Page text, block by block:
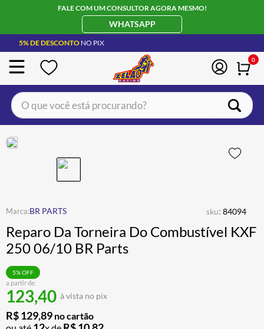
FALE COM UM CONSULTOR AGORA MESMO!
WHATSAPP
5% DE DESCONTO NO PIX
0
O que você está procurando?
BR PARTS sku: 84094
Reparo Da Torneira Do Combustível KXF
250 06/10 BR Parts
a partir de:
123,40 à vista no pix
5% OFF
R$129,89 no cartão
BOTA
4º ÓCULOS SOLAR
5º LUVA
6º BAU
7º
8º AIROH
9º CALÇA